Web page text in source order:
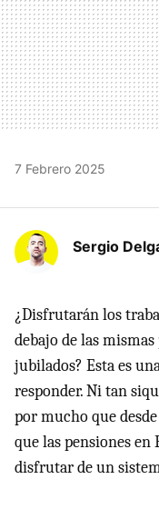
7 Febrero 2025
Sergio
¿Disfrutarán los
debajo de las
jubilados? Esta es
responder. Ni tan
por mucho que
que las pensiones en
disfrutar de un